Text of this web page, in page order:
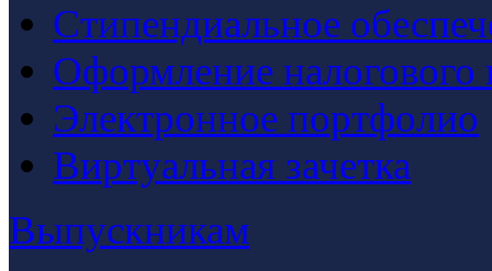
Стипендиальное
Оформление налогового
Электронное портфолио
Виртуальная зачетка
Выпускникам